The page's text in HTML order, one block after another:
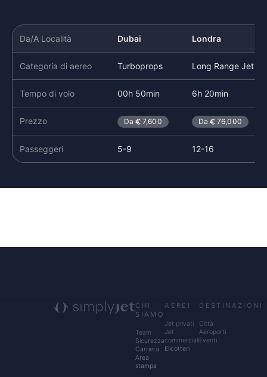
Da/A Località Dubai Londra
Categoria di aereo Turboprops Long Range Jet
Tempo di volo 00h 50min 6h 20min
Prezzo Da 7,600 Da 76,000
Passeggeri 5-9 12-16
CHI
SIAMO
Team
Sicurezza
Carriera
Area
stampa
AEREI
Jet privati
Jet
commerciali
Elicotteri
DESTINAZIONI
Città
Aeroporti
Eventi